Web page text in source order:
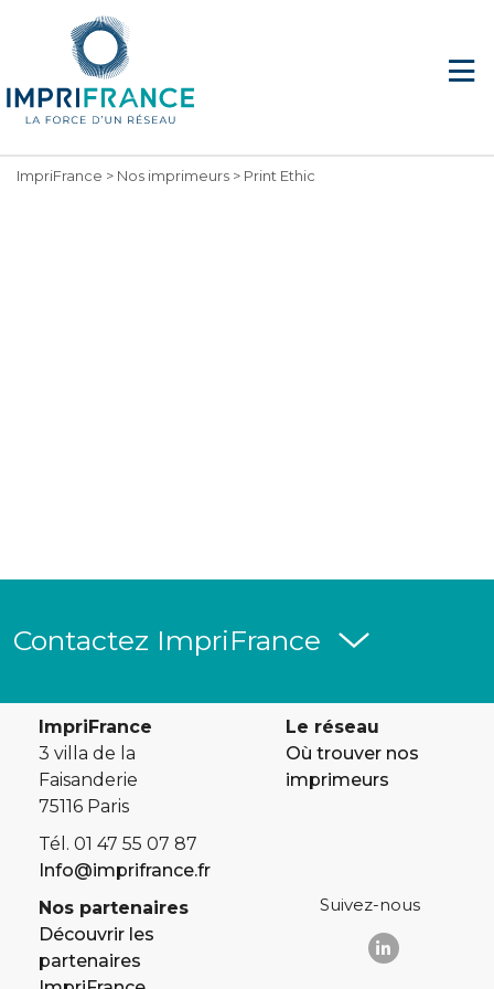
ImpriFrance > Nos imprimeurs > Print Ethic
Contactez ImpriFrance
ImpriFrance
3 villa de la
Faisanderie
75116 Paris
Tél. 01 47 55 07 87
Info@imprifrance.fr
Le réseau
Où trouver nos
imprimeurs
Nos partenaires
Découvrir les
partenaires
Suivez-nous